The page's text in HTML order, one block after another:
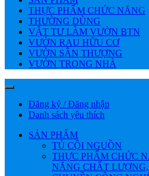
THỰC PHẨM CHỨC NĂNG
THƯỜNG DÙNG
VẬT TƯ LÀM VƯỜN BTN
VƯỜN RAU HỮU CƠ
VƯỜN SÂN THƯỢNG
VƯỜN TRONG NHÀ
Đăng ký / Đăng nhập
Danh sách yêu thích
SẢN PHẨM
TỦ CỘI NGUỒN
THỰC PHẨM CHỨC
NĂNG CHẤT